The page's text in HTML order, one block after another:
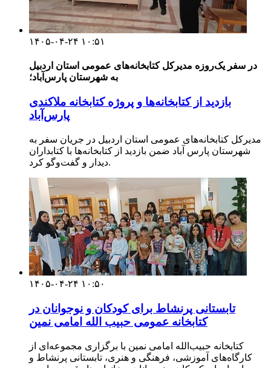
۱۴۰۵-۰۴-۲۴ ۱۰:۵۱
در سفر یک‌روزه مدیرکل کتابخانه‌های عمومی استان اردبیل
به شهرستان پارس‌آباد؛
بازدید از کتابخانه‌ها و پروژه کتابخانه ملاکندی
پارس‌آباد
مدیرکل کتابخانه‌های عمومی استان اردبیل در جریان سفر به
شهرستان پارس آباد ضمن بازدید از کتابخانه‌ها با کتابداران
دیدار و گفت‌وگو کرد.
۱۴۰۵-۰۴-۲۴ ۱۰:۵۰
تابستانی پرنشاط برای کودکان و نوجوانان در
کتابخانه عمومی حبیب الله امامی نمین
کتابخانه حبیب‌الله امامی نمین با برگزاری مجموعه‌ای از
کارگاه‌های آموزشی، فرهنگی و هنری، تابستانی پرنشاط و